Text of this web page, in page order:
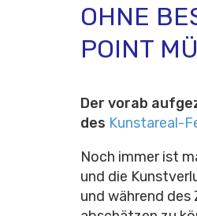
OHNE
POINT
Der vorab
des Kunstareal-
Noch immer ist
und die
und während des